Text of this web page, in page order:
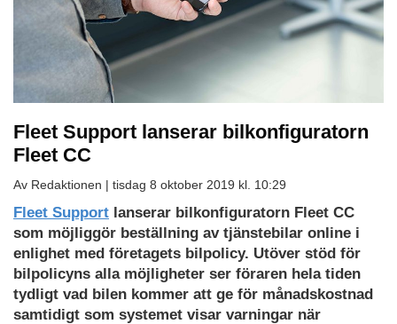
Fleet Support lanserar bilkonfiguratorn
Fleet CC
Av Redaktionen | tisdag 8 oktober 2019 kl. 10:29
Fleet Support lanserar bilkonfiguratorn Fleet CC
som möjliggör beställning av tjänstebilar online i
enlighet med företagets bilpolicy. Utöver stöd för
bilpolicyns alla möjligheter ser föraren hela tiden
tydligt vad bilen kommer att ge för månadskostnad
samtidigt som systemet visar varningar när